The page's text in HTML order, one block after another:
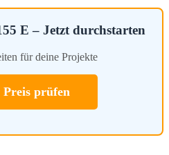
E – Jetzt durchstarten
für deine Projekte
prüfen